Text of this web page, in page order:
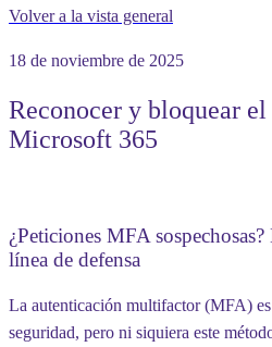
Volver a la vista general
18 de noviembre de 2025
Reconocer y bloquear
Microsoft 365
¿Peticiones MFA
línea de defensa
La autenticación multifactor (MFA)
seguridad, pero ni siquiera este